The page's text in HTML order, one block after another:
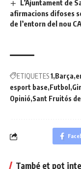
L’Ajuntament de
afirmacions difoses
de l’entorn del nou
ETIQUETES1 Barça
esport base Futbol
Opinió Sant Fruitós
També et pot